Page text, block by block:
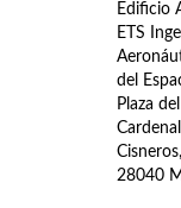
ETS
del
Plaza del
Cardenal
28040